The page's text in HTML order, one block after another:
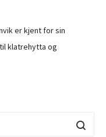
er kjent for sin
klatrehytta og